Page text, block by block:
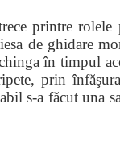
printre rolele
de ghidare
în timpul
prin
s-a făcut una